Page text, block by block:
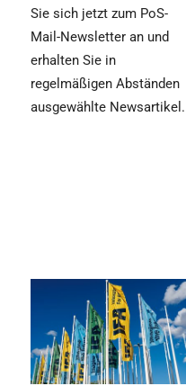
Sie sich jetzt zum PoS-
Mail-Newsletter an und
erhalten Sie in
regelmäßigen Abständen
ausgewählte Newsartikel.